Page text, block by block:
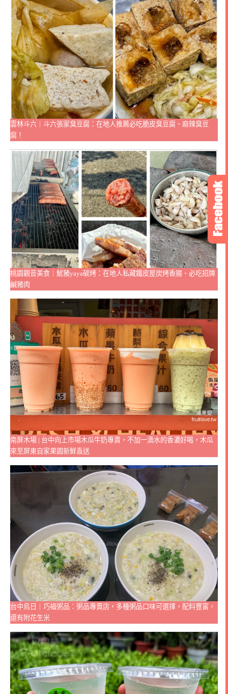
雲林斗六｜斗六張家臭豆腐：在地人推薦必吃脆皮臭豆腐、麻辣臭豆
腐！
桃園觀音美食｜魷豬yaya碳烤：在地人私藏鐵皮屋炭烤香腸、必吃招牌
鹹豬肉
南屏木場 | 台中向上市場木瓜牛奶專賣，不加一滴水的香濃好喝，木瓜
來至屏東自家果園新鮮直送
台中烏日｜巧福粥品：粥品專賣店，多種粥品口味可選擇，配料豐富，
還有附花生米